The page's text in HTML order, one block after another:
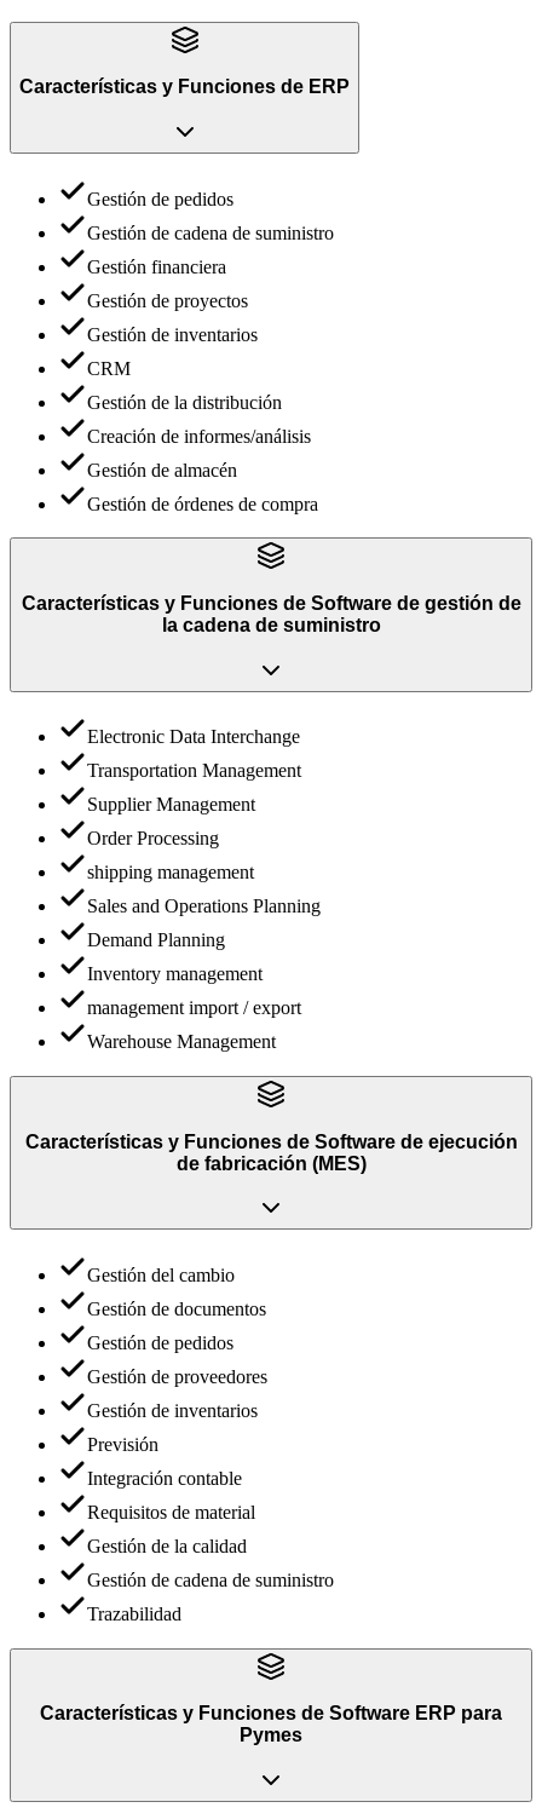
Características y Funciones de ERP
Gestión de pedidos
Gestión de cadena de suministro
Gestión financiera
Gestión de proyectos
Gestión de inventarios
CRM
Gestión de la distribución
Creación de informes/análisis
Gestión de almacén
Gestión de órdenes de compra
Características y Funciones de Software de gestión de
la cadena de suministro
Electronic Data Interchange
Transportation Management
Supplier Management
Order Processing
shipping management
Sales and Operations Planning
Demand Planning
Inventory management
management import / export
Warehouse Management
Características y Funciones de Software de ejecución
de fabricación (MES)
Gestión del cambio
Gestión de documentos
Gestión de pedidos
Gestión de proveedores
Gestión de inventarios
Previsión
Integración contable
Requisitos de material
Gestión de la calidad
Gestión de cadena de suministro
Trazabilidad
Características y Funciones de Software ERP para
Pymes